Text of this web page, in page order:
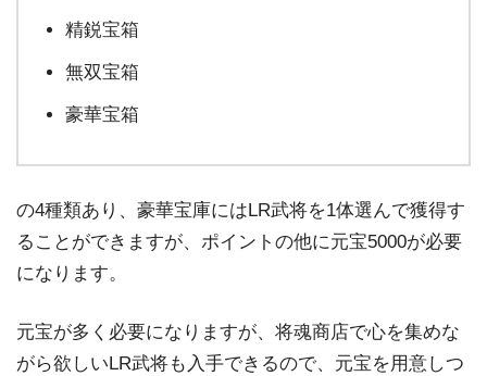
精鋭宝箱
無双宝箱
豪華宝箱
の4種類あり、豪華宝庫にはLR武将を1体選んで獲得す
ることができますが、ポイントの他に元宝5000が必要
になります。
元宝が多く必要になりますが、将魂商店で心を集めな
がら欲しいLR武将も入手できるので、元宝を用意しつ